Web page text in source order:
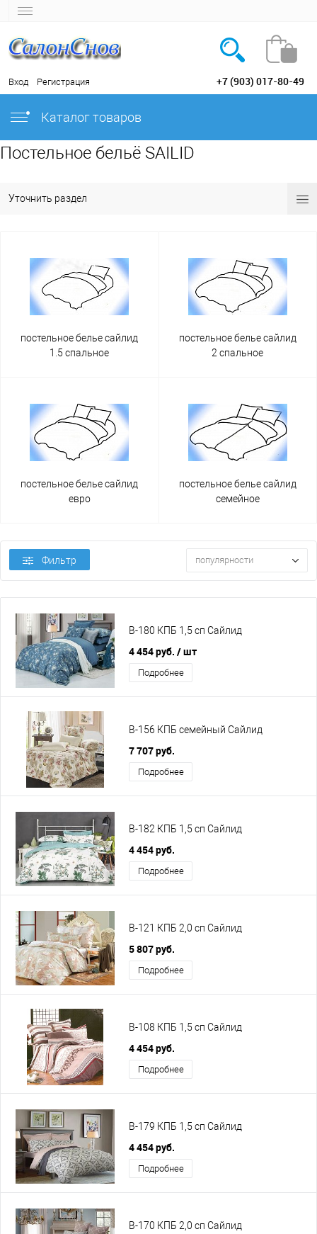
Вход Регистрация +7 (903) 017-80-49
Каталог товаров
Постельное бельё SAILID
Уточнить раздел
постельное белье сайлид
1.5 спальное
постельное белье сайлид
2 спальное
постельное белье сайлид
евро
постельное белье сайлид
семейное
Фильтр популярности
B-180 КПБ 1,5 сп Сайлид
4 454 руб. / шт
Подробнее
B-156 КПБ семейный Сайлид
7 707 руб.
Подробнее
B-182 КПБ 1,5 сп Сайлид
4 454 руб.
Подробнее
B-121 КПБ 2,0 сп Сайлид
5 807 руб.
Подробнее
B-108 КПБ 1,5 сп Сайлид
4 454 руб.
Подробнее
B-179 КПБ 1,5 сп Сайлид
4 454 руб.
Подробнее
B-170 КПБ 2,0 сп Сайлид